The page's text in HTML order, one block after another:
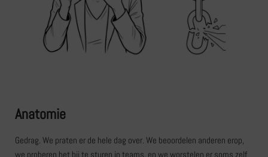
Anatomie
Gedrag. We praten er de hele dag over. We beoordelen anderen erop,
we proberen het bij te sturen in teams, en we worstelen er soms zelf